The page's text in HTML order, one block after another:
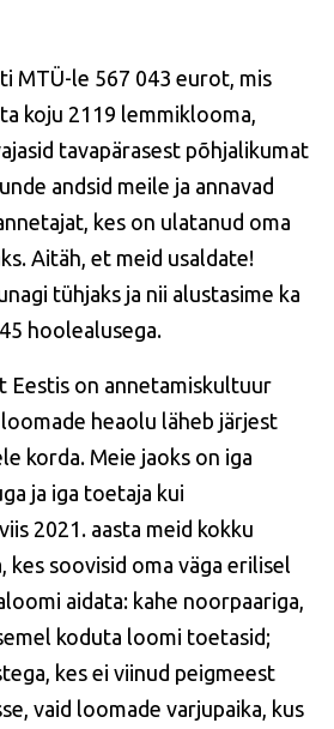
MTÜ-le 567 043 eurot, mis
koju 2119 lemmiklooma,
tavapärasest põhjalikumat
andsid meile ja annavad
kes on ulatanud oma
Aitäh, et meid usaldate!
tühjaks ja nii alustasime ka
hoolealusega.
Eestis on annetamiskultuur
loomade heaolu läheb järjest
korda. Meie jaoks on iga
ja iga toetaja kui
2021. aasta meid kokku
kes soovisid oma väga erilisel
aidata: kahe noorpaariga,
koduta loomi toetasid;
kes ei viinud peigmeest
vaid loomade varjupaika, kus